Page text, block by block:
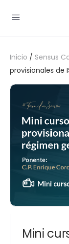
Inicio / Sensus
provisionales de
Mini